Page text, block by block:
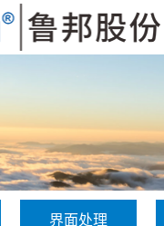
界面处理